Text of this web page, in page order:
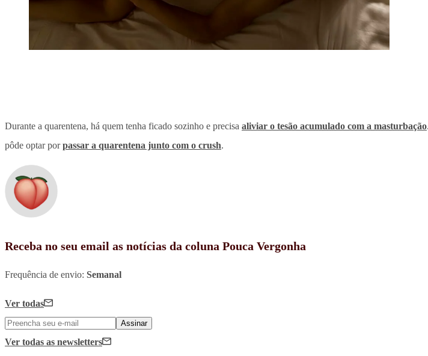
Durante a quarentena, há quem tenha ficado sozinho e precisa aliviar o tesão acumulado com a masturbação
pôde optar porpassar a quarentena junto com o crush.
Receba no seu email as notícias da coluna Pouca Vergonha
Frequência de envio: Semanal
Ver todas
Assinar
Ver todas as newsletters